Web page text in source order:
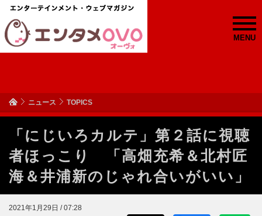
MENU
ニュース TOPICS
「にじいろカルテ」第２話に視聴
者ほっこり 「高畑充希＆北村匠
海＆井浦新のじゃれ合いがいい」
2021年1月29日 / 07:28